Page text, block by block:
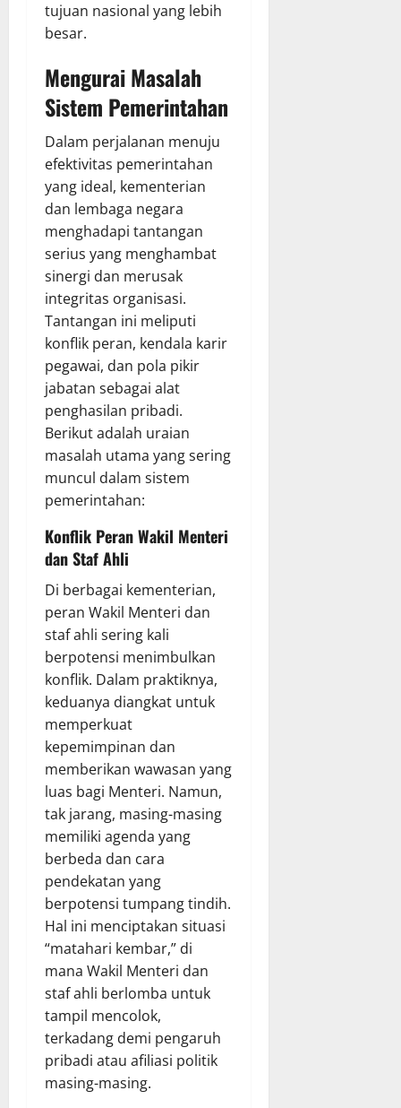
tujuan nasional yang lebih
besar.
Mengurai Masalah
Sistem Pemerintahan
Dalam perjalanan menuju
efektivitas pemerintahan
yang ideal, kementerian
dan lembaga negara
menghadapi tantangan
serius yang menghambat
sinergi dan merusak
integritas organisasi.
Tantangan ini meliputi
konflik peran, kendala karir
pegawai, dan pola pikir
jabatan sebagai alat
penghasilan pribadi.
Berikut adalah uraian
masalah utama yang sering
muncul dalam sistem
pemerintahan:
Konflik Peran Wakil Menteri
dan Staf Ahli
Di berbagai kementerian,
peran Wakil Menteri dan
staf ahli sering kali
berpotensi menimbulkan
konflik. Dalam praktiknya,
keduanya diangkat untuk
memperkuat
kepemimpinan dan
memberikan wawasan yang
luas bagi Menteri. Namun,
tak jarang, masing-masing
memiliki agenda yang
berbeda dan cara
pendekatan yang
berpotensi tumpang tindih.
Hal ini menciptakan situasi
“matahari kembar,” di
mana Wakil Menteri dan
staf ahli berlomba untuk
tampil mencolok,
terkadang demi pengaruh
pribadi atau afiliasi politik
masing-masing.